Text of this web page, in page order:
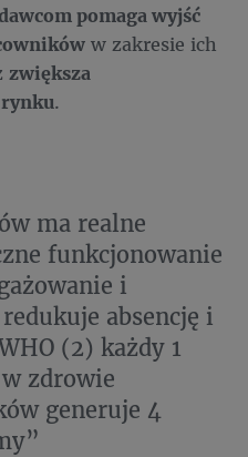
pomaga wyjść
w zakresie ich
zwiększa
.
ma realne
funkcjonowanie
i
absencję i
(2) każdy 1
zdrowie
generuje 4